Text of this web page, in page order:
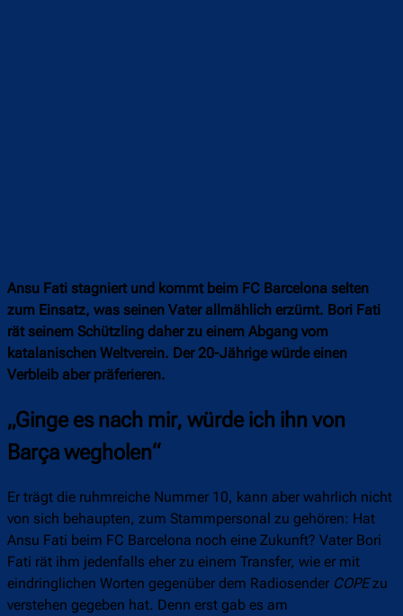
Ansu Fati stagniert und kommt beim FC Barcelona selten
zum Einsatz, was seinen Vater allmählich erzürnt. Bori Fati
rät seinem Schützling daher zu einem Abgang vom
katalanischen Weltverein. Der 20-Jährige würde einen
Verbleib aber präferieren.
„Ginge es nach mir, würde ich ihn von
Barça wegholen“
Er trägt die ruhmreiche Nummer 10, kann aber wahrlich nicht
von sich behaupten, zum Stammpersonal zu gehören: Hat
Ansu Fati beim FC Barcelona noch eine Zukunft? Vater Bori
Fati rät ihm jedenfalls eher zu einem Transfer, wie er mit
eindringlichen Worten gegenüber dem Radiosender COPEzu
verstehen gegeben hat. Denn erst gab es am